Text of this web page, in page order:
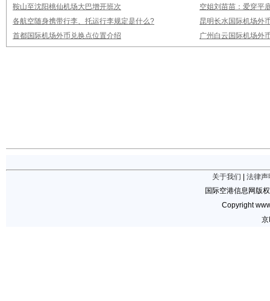
鞍山至沈阳桃仙机场大巴增开班次
空姐刘苗苗：爱穿平
各航空随身携带行李、托运行李规定是什么?
昆明长水国际机场外
首都国际机场外币兑换点位置介绍
广州白云国际机场外
关于我们
法律声
国际空港信息网版
Copyright